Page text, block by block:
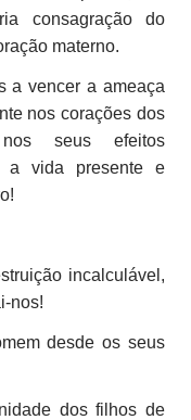
consagração do
materno.
a vencer a ameaça
nos corações dos
seus efeitos
a vida presente e
incalculável,
nos!
desde os seus
dos filhos de